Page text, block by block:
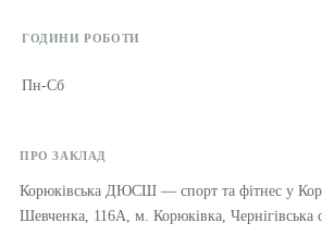
ГОДИНИ РОБОТИ
Пн-Сб
ПРО ЗАКЛАД
Корюківська ДЮСШ — спорт та фітнес у
Шевченка, 116А, м. Корюківка, Чернігівська